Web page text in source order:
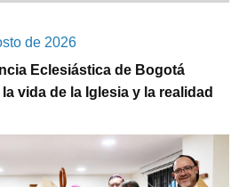
de 2026
Eclesiástica de Bogotá
vida de la Iglesia y la realidad